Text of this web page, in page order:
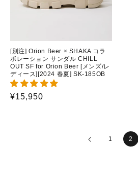
[別注] Orion Beer × SHAKA コラ
ボレーション サンダル CHILL
OUT SF for Orion Beer [メンズ/レ
ディース][2024 春夏] SK-185OB
通
¥15,950
1 2